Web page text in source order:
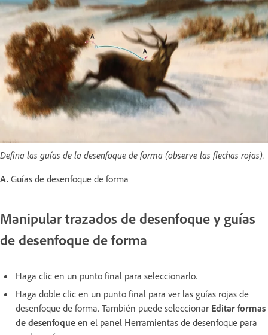
Defina las guías de la desenfoque de forma (observe las flechas rojas).
A. Guías de desenfoque de forma
Manipular trazados de desenfoque y guías
de desenfoque de forma
Haga clic en un punto final para seleccionarlo.
Haga doble clic en un punto final para ver las guías rojas de
desenfoque de forma. También puede seleccionar Editar formas
de desenfoque en el panel Herramientas de desenfoque para